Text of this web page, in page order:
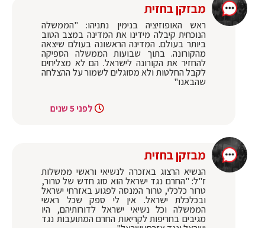
מבזקן בחזית
ראש האופוזיציה בנימין נתניהו: "הממשלה
הנוכחית קיבלה מידינו את המדינה במצב הטוב
ביותר בעולם. המדינה הראשונה בעולם שיצאה
מהקורונה. בתוך שבועות הממשלה הספיקה
להחזיר את הקורונה לישראל. הם לא מצליחים
לקבל החלטות ולא מסוגלים לשמור על ההצלחה
שהבאנו"
לפני 5 שנים
מבזקן בחזית
הנשיא הרצוג באזכרה לנשיאי וראשי ממשלות
ז"ל: "החרם נגד ישראל הוא סוג חדש של טרור,
טרור כלכלי, טרור המנסה לפגוע באזרחי ישראל
ובכלכלת ישראל. אין לי ספק שכל ראשי
הממשלה וכל נשיאי ישראל לדורותיהם, היו
מגיבים בחריפות לקריאות החרם המתועבות נגד